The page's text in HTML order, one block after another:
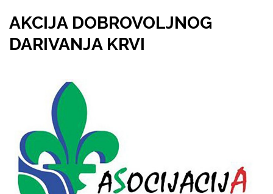
AKCIJA DOBROVOLJNOG
DARIVANJA KRVI